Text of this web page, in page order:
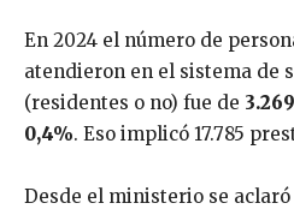
En 2024 el número de
atendieron en el sistema de
(residentes o no) fue de
0,4%. Eso implicó 17.785
Desde el ministerio se